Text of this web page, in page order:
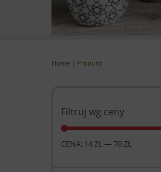
Home Produkt
Filtruj wg ceny
CENA: 14 ZŁ— 70 ZŁ